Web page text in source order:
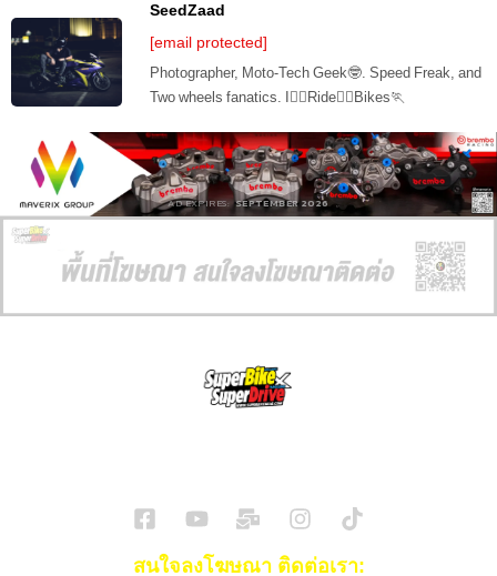
SeedZaad
[email protected]
Photographer, Moto-Tech Geek🤓. Speed Freak, and
Two wheels fanatics. I🏊‍♂️Ride🚵‍♂️Bikes🏃
AD EXPIRES: SEPTEMBER 2026
สนใจลงโฆษณา ติดต่อเรา: